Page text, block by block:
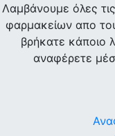
Λαμβάνουμε όλες
φαρμακείων απο
βρήκατε κάποιο
αναφέρετε